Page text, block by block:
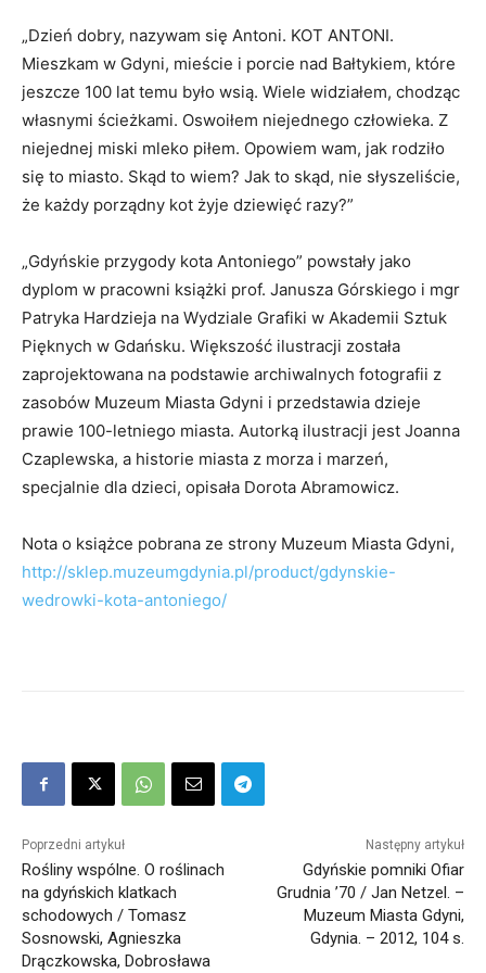
„Dzień dobry, nazywam się Antoni. KOT ANTONI.
Mieszkam w Gdyni, mieście i porcie nad Bałtykiem, które
jeszcze 100 lat temu było wsią. Wiele widziałem, chodząc
własnymi ścieżkami. Oswoiłem niejednego człowieka. Z
niejednej miski mleko piłem. Opowiem wam, jak rodziło
się to miasto. Skąd to wiem? Jak to skąd, nie słyszeliście,
że każdy porządny kot żyje dziewięć razy?”
„Gdyńskie przygody kota Antoniego” powstały jako
dyplom w pracowni książki prof. Janusza Górskiego i mgr
Patryka Hardzieja na Wydziale Grafiki w Akademii Sztuk
Pięknych w Gdańsku. Większość ilustracji została
zaprojektowana na podstawie archiwalnych fotografii z
zasobów Muzeum Miasta Gdyni i przedstawia dzieje
prawie 100-letniego miasta. Autorką ilustracji jest Joanna
Czaplewska, a historie miasta z morza i marzeń,
specjalnie dla dzieci, opisała Dorota Abramowicz.
Nota o książce pobrana ze strony Muzeum Miasta Gdyni,
http://sklep.muzeumgdynia.pl/product/gdynskie-
wedrowki-kota-antoniego/
Poprzedni artykuł
Rośliny wspólne. O roślinach
na gdyńskich klatkach
schodowych / Tomasz
Sosnowski, Agnieszka
Drączkowska, Dobrosława
Następny artykuł
Gdyńskie pomniki Ofiar
Grudnia ’70 / Jan Netzel. –
Muzeum Miasta Gdyni,
Gdynia. – 2012, 104 s.